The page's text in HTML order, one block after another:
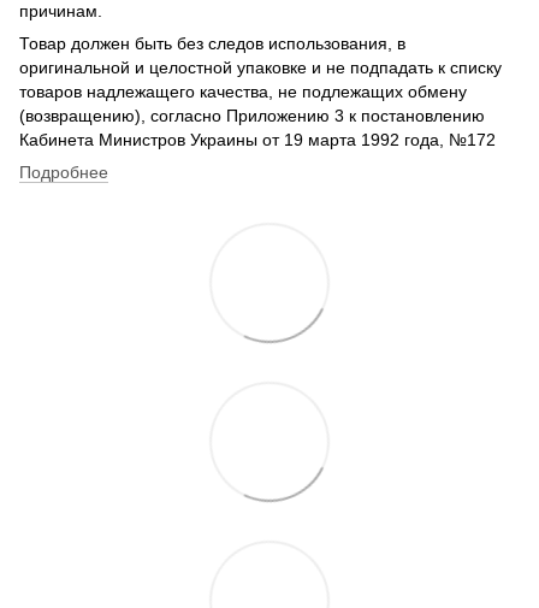
причинам.
Товар должен быть без следов использования, в
оригинальной и целостной упаковке и не подпадать к списку
товаров надлежащего качества, не подлежащих обмену
(возвращению), согласно Приложению 3 к постановлению
Кабинета Министров Украины от 19 марта 1992 года, №172
Подробнее